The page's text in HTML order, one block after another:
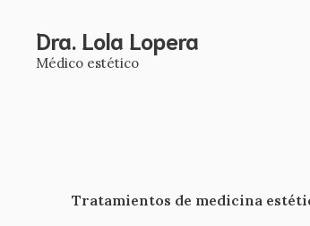
contenidoDra. Lola Lopera
Médico estético
Tratamientos de medicina